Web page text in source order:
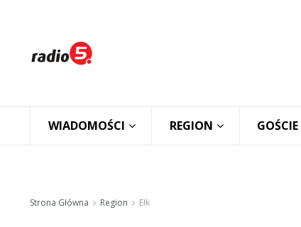
WIADOMOŚCI REGION GOŚCIE
Strona Główna Region Ełk